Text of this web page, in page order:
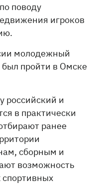
поводу
игроков
молодежный
пройти в Омске
российский и
в практически
ранее
сборным и
возможность
спортивных